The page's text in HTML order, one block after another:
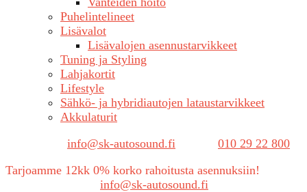
Puhelintelineet
Lisävalot
Lisävalojen asennustarvikkeet
Tuning ja Styling
Lahjakortit
Lifestyle
Sähkö- ja hybridiautojen lataustarvikkeet
Akkulaturit
info@sk-autosound.fi
010 29 22 800
Tarjoamme 12kk 0% korko rahoitusta asennuksiin!
info@sk-autosound.fi